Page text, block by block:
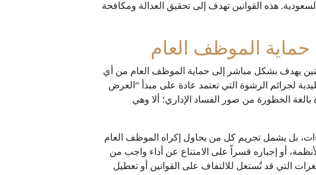
هذه القوانين تهدف إلى تحقيق العدالة ومكافحة
حماية الموظف العام
يهدف بشكل مباشر إلى حماية الموظف العام من أي
لجرائم الرشوة التي تعتمد عادة على مبدأ “العرض
بالغة الخطورة من صور الفساد الإداري؛ ألا وهي
بل يشمل تجريم كل من يحاول إكراه الموظف العام
أو إجباره قسراً على الامتناع عن أداء واجب من
التي قد تُستغل للالتفاف على القوانين أو تعطيل